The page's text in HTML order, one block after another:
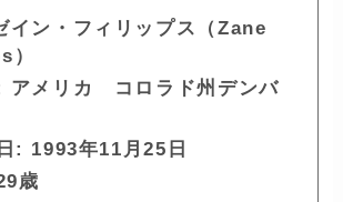
イン・フィリップス（Zane
アメリカ コロラド州デンバ
: 1993年11月25日
歳